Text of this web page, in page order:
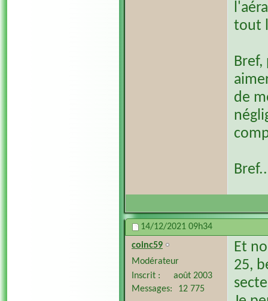
tout
Bref,
de
Bref..
14/12/2021 09h34
coinc59
Modérateur
Inscrit
août 2003
Messages
12 775
Et
25,